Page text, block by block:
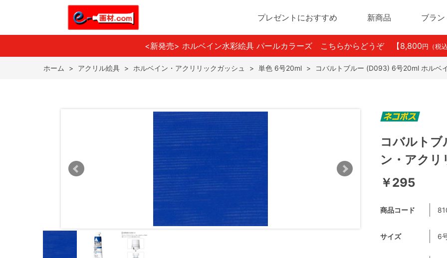
プレゼントにおすすめ 新商品 ブラン
<新発売> ホルベイン水彩絵具 パールカラーズ こちらからどうぞ 【8,800 円（税
ホーム > アクリル絵具 > ホルベイン・アクリリックガッシュ > 単色 6号20ml > コバルトブルー (D093) 6号20ml ホルベ
コバルト
ン・アクリ
￥295
商品コード
サイズ 6